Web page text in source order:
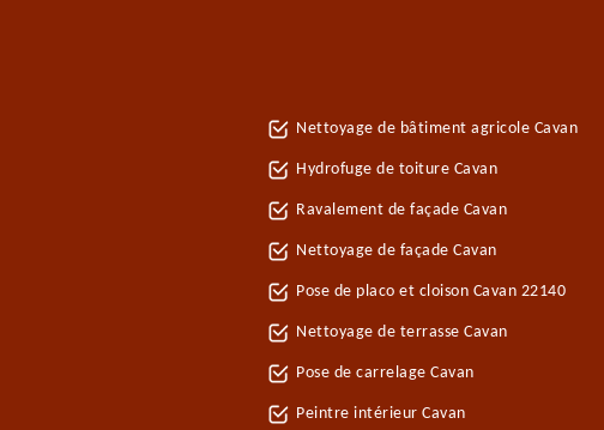
Nettoyage de bâtiment agricole Cavan
Hydrofuge de toiture Cavan
Ravalement de façade Cavan
Nettoyage de façade Cavan
Pose de placo et cloison Cavan 22140
Nettoyage de terrasse Cavan
Pose de carrelage Cavan
Peintre intérieur Cavan